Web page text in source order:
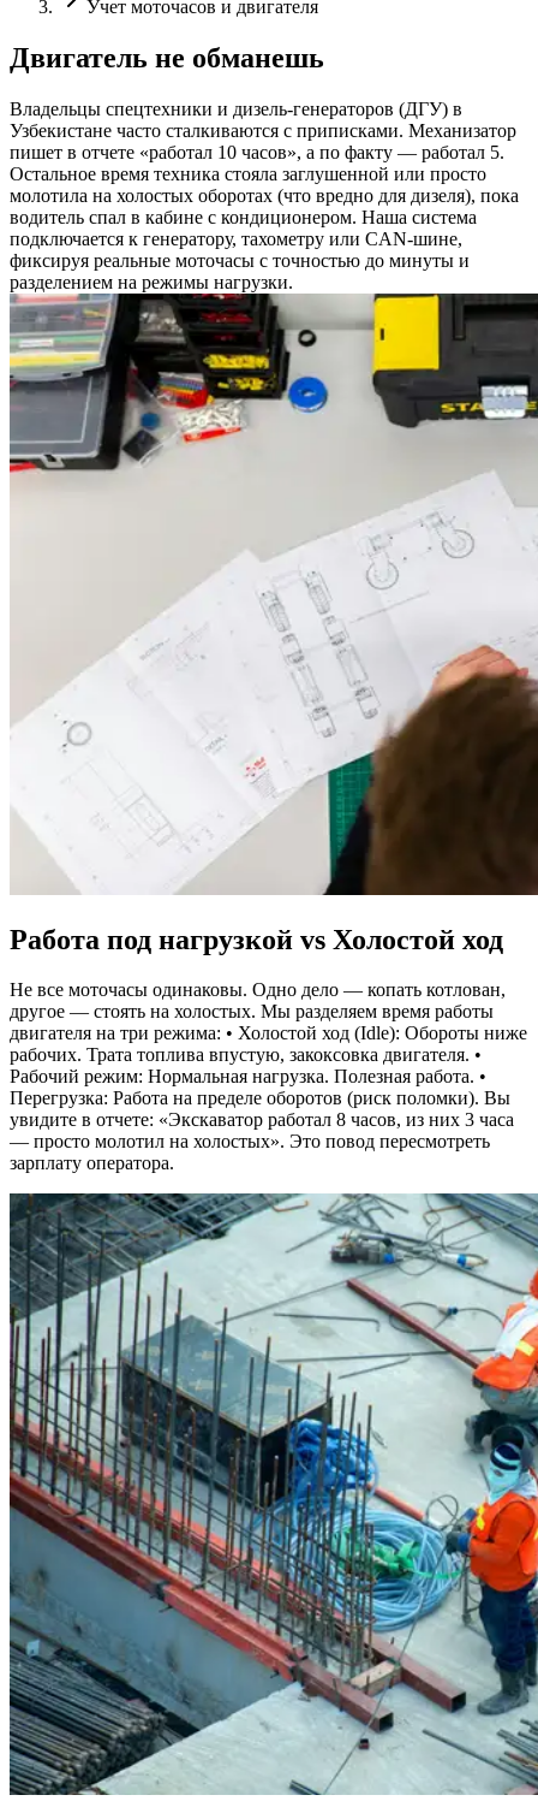
Учет моточасов и двигателя
Двигатель не обманешь
Владельцы спецтехники и дизель-генераторов (ДГУ) в
Узбекистане часто сталкиваются с приписками. Механизатор
пишет в отчете «работал 10 часов», а по факту — работал 5.
Остальное время техника стояла заглушенной или просто
молотила на холостых оборотах (что вредно для дизеля), пока
водитель спал в кабине с кондиционером. Наша система
подключается к генератору, тахометру или CAN-шине,
фиксируя реальные моточасы с точностью до минуты и
разделением на режимы нагрузки.
Работа под нагрузкой vs Холостой ход
Не все моточасы одинаковы. Одно дело — копать котлован,
другое — стоять на холостых. Мы разделяем время работы
двигателя на три режима: • Холостой ход (Idle): Обороты ниже
рабочих. Трата топлива впустую, закоксовка двигателя. •
Рабочий режим: Нормальная нагрузка. Полезная работа. •
Перегрузка: Работа на пределе оборотов (риск поломки). Вы
увидите в отчете: «Экскаватор работал 8 часов, из них 3 часа
— просто молотил на холостых». Это повод пересмотреть
зарплату оператора.